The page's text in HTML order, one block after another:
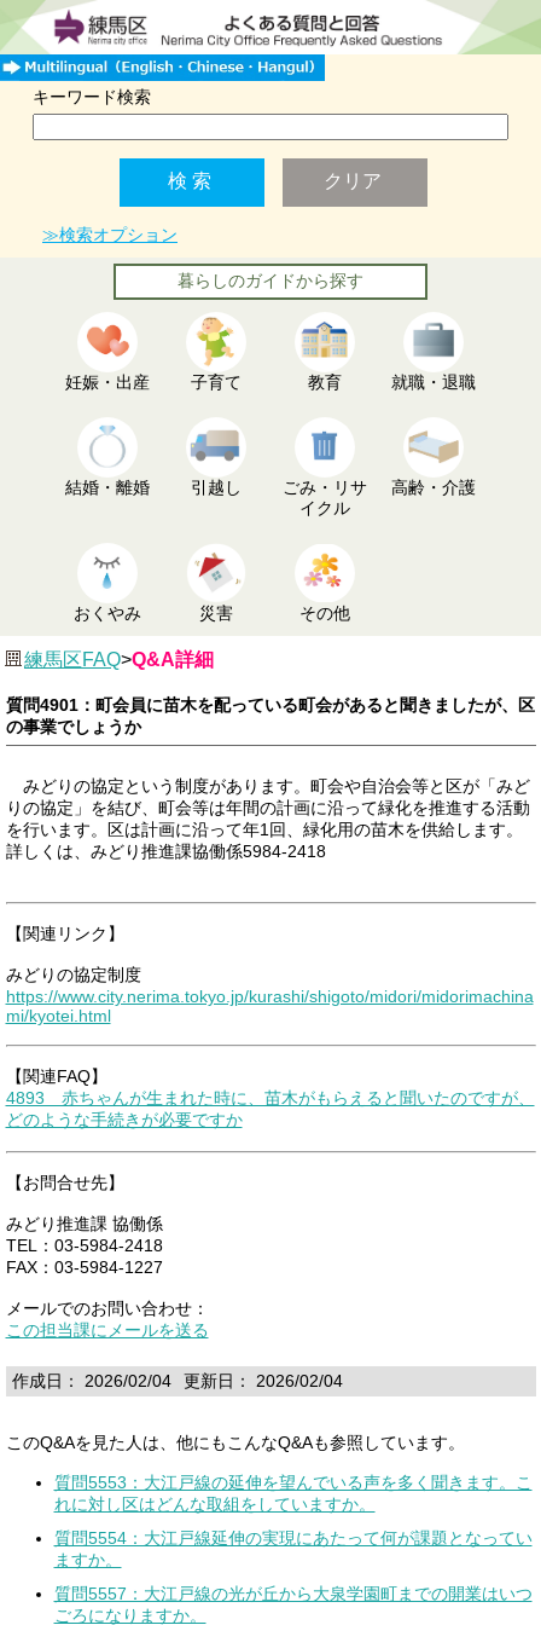
キーワード検索
≫検索オプション
暮らしのガイドから探す
妊娠・出産 子育て 教育 就職・退職
結婚・離婚 引越し
ごみ・リサ
イクル
高齢・介護
おくやみ 災害 その他
練馬区FAQ>Q&A詳細
質問4901：町会員に苗木を配っている町会があると聞きましたが、区
の事業でしょうか
みどりの協定という制度があります。町会や自治会等と区が「みど
りの協定」を結び、町会等は年間の計画に沿って緑化を推進する活動
を行います。区は計画に沿って年1回、緑化用の苗木を供給します。
詳しくは、みどり推進課協働係5984‐2418
【関連リンク】
みどりの協定制度
https://www.city.nerima.tokyo.jp/kurashi/shigoto/midori/midorimachina
mi/kyotei.html
【関連FAQ】
4893 赤ちゃんが生まれた時に、苗木がもらえると聞いたのですが、
どのような手続きが必要ですか
【お問合せ先】
みどり推進課 協働係
TEL：03-5984-2418
FAX：03-5984-1227
メールでのお問い合わせ：
この担当課にメールを送る
作成日： 2026/02/04 更新日： 2026/02/04
このQ&Aを見た人は、他にもこんなQ&Aも参照しています。
質問5553：大江戸線の延伸を望んでいる声を多く聞きます。こ
れに対し区はどんな取組をしていますか。
質問5554：大江戸線延伸の実現にあたって何が課題となってい
ますか。
質問5557：大江戸線の光が丘から大泉学園町までの開業はいつ
ごろになりますか。